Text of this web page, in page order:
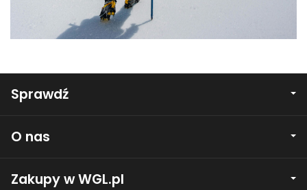
Sprawdź
O nas
Zakupy w WGL.pl